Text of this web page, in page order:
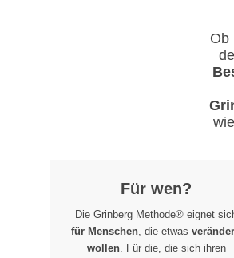
Ob
Für wen?
Die Grinberg Methode® eignet
für Menschen, die etwas
wollen. Für die, die sich ihren